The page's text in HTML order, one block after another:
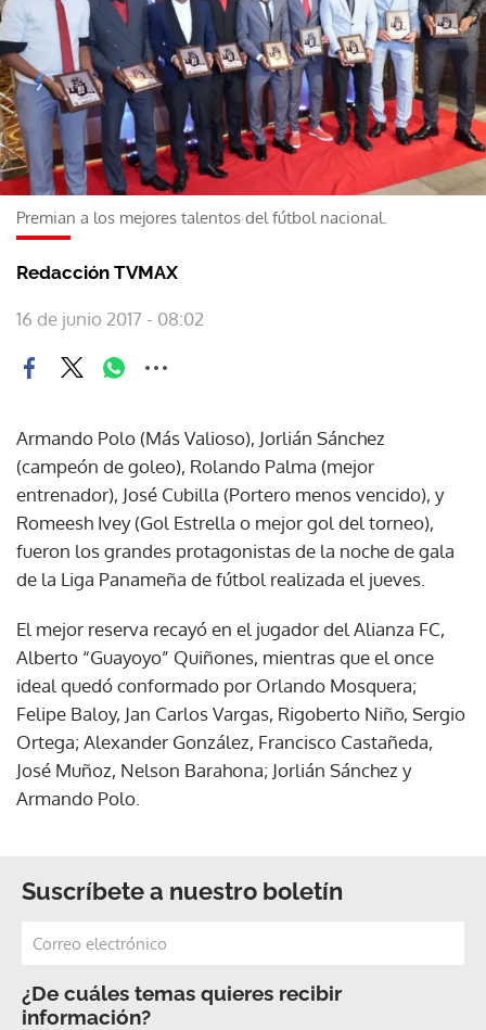
Premian a los mejores talentos del fútbol nacional.
Redacción TVMAX
16 de junio 2017 - 08:02
Armando Polo (Más Valioso), Jorlián Sánchez
(campeón de goleo), Rolando Palma (mejor
entrenador), José Cubilla (Portero menos vencido), y
Romeesh Ivey (Gol Estrella o mejor gol del torneo),
fueron los grandes protagonistas de la noche de gala
de la Liga Panameña de fútbol realizada el jueves.
El mejor reserva recayó en el jugador del Alianza FC,
Alberto “Guayoyo” Quiñones, mientras que el once
ideal quedó conformado por Orlando Mosquera;
Felipe Baloy, Jan Carlos Vargas, Rigoberto Niño, Sergio
Ortega; Alexander González, Francisco Castañeda,
José Muñoz, Nelson Barahona; Jorlián Sánchez y
Armando Polo.
Suscríbete a nuestro boletín
¿De cuáles temas quieres recibir
información?